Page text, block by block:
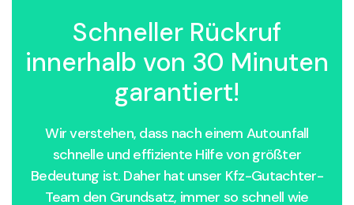
Schneller Rückruf
innerhalb von 30 Minuten
garantiert!
Wir verstehen, dass nach einem Autounfall
schnelle und effiziente Hilfe von größter
Bedeutung ist. Daher hat unser Kfz-Gutachter-
Team den Grundsatz, immer so schnell wie